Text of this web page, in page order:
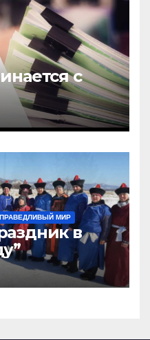
с
МИР
в